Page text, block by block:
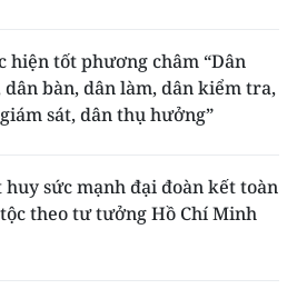
hiện tốt phương châm “Dân
dân bàn, dân làm, dân kiểm tra,
sát, dân thụ hưởng”
huy sức mạnh đại đoàn kết toàn
theo tư tưởng Hồ Chí Minh